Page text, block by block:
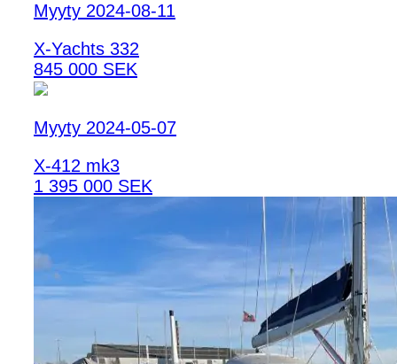
Myyty 2024-08-11
X-Yachts 332
845 000 SEK
Myyty 2024-05-07
X-412 mk3
1 395 000 SEK